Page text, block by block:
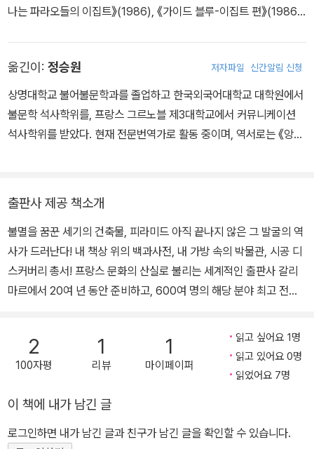
나는 파라오들의 이집트》(1986), 《가이드 블루-이집트 편》(1986),
친자들》(장이브 앙페뢰르, 로베르 솔레 공저, 2005) 등이 있다.
옮긴이: 정승원 저자파일 신간알림 신청
상명대학교 불어불문학과를 졸업하고 한국외국어대학교 대학원에서
불문학 석사학위를, 프랑스 그르노블 제3대학교에서 커뮤니케이션
석사학위를 받았다. 현재 전문번역가로 활동 중이며, 역서로는 《앙리
출판사 제공 책소개
불멸을 꿈꾼 세기의 건축물, 피라미드 아직 끝나지 않은 그 발굴의 역
사가 드러난다! 내 책상 위의 백과사전, 내 가방 속의 박물관, 시공 디
스커버리 총서! 프랑스 문화의 산실로 불리는 세계적인 출판사 갈리
마르에서 20여 년 동안 준비하고, 600여 명의 해당 분야 최고 전문
995년 〈시공 디스커버리 총서 001_문자의 역사〉를 시작으로 수많은
언론과 독자들로부터 놀라움과 찬사를 받았던 시공 시리즈물로서 부
판이 되었던 시공 디스커버리 총서. 세계적인 출판사 갈리마르Gallim
ard의 〈데쿠베르 시리즈D?couvertes〉가 명실 공히 ‘단행본의 혁
2
100자평
1
리뷰
1
마이페이퍼
읽고 싶어요 1명
읽고 있어요 0명
읽었어요 7명
이 책에 내가 남긴 글
로그인하면 내가 남긴 글과 친구가 남긴 글을 확인할 수 있습니다.